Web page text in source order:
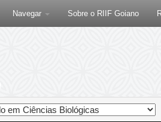
Navegar Sobre o RIIF Goiano